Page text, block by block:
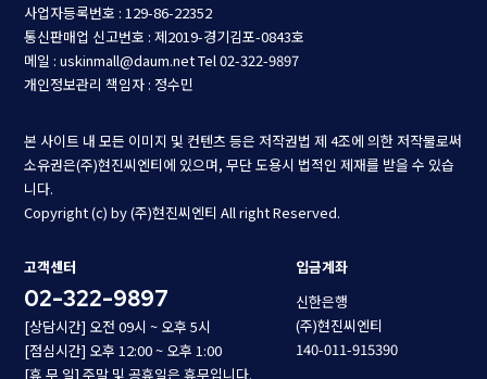
사업자등록번호 : 129-86-22352
통신판매업 신고번호 : 제2019-경기김포-0843호
메일 : uskinmall@daum.netTel 02-322-9897
개인정보관리 책임자 : 정수민
본 사이트 내 모든 이미지 및 컨텐츠 등은 저작권법 제 4조에 의한 저작물로써
소유권은(주)현진씨엔티에 있으며, 무단 도용시 법적인 제재를 받을 수 있습
니다.
Copyright (c) by (주)현진씨엔티 All right Reserved.
고객센터
02-322-9897
[상담시간] 오전 09시 ~ 오후 5시
[점심시간] 오후 12:00 ~ 오후 1:00
[휴 무 일] 주말 및 공휴일은 휴무입니다.
입금계좌
신한은행
(주)현진씨엔티
140-011-915390